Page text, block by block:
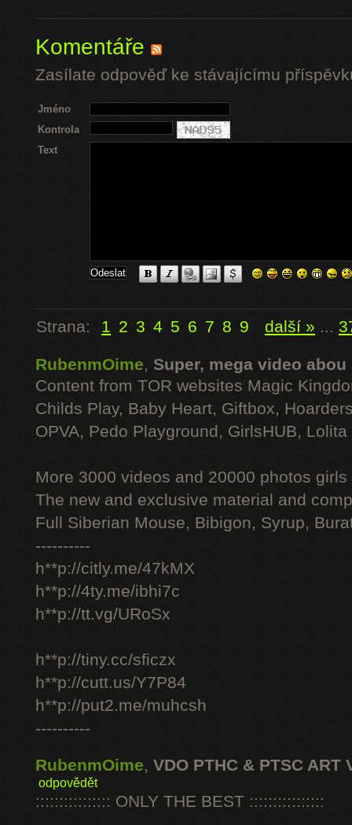
Komentáře
Zasílate odpověď ke stávajícímu
Jméno
Kontrola
Text
Strana: 1 2 3 4 5 6 7 8 9 další » ...
RubenmOime, Super, mega video abou
Content from TOR websites Magic
Childs Play, Baby Heart, Giftbox,
OPVA, Pedo Playground, GirlsHUB, Lolita
More 3000 videos and 20000 photos
The new and exclusive material and
Full Siberian Mouse, Bibigon, Syrup,
----------
h**p://citly.me/47kMX
h**p://4ty.me/ibhi7c
h**p://tt.vg/URoSx
h**p://tiny.cc/sficzx
h**p://cutt.us/Y7P84
h**p://put2.me/muhcsh
----------
RubenmOime, VDO PTHC & PTSC ART
odpovědět
:::::::::::::::: ONLY THE BEST ::::::::::::::::